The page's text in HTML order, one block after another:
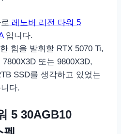
레노버 리전 타워 5
입니다.
힘을 발휘할 RTX 5070 Ti,
또는 9800X3D,
SSD를 생각하고 있었는
다.
5 30AGB10